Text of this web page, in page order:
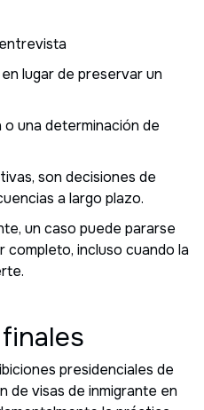
lugar de preservar un
una determinación de
son decisiones de
a largo plazo.
un caso puede pararse
incluso cuando la
presidenciales de
de visas de inmigrante en